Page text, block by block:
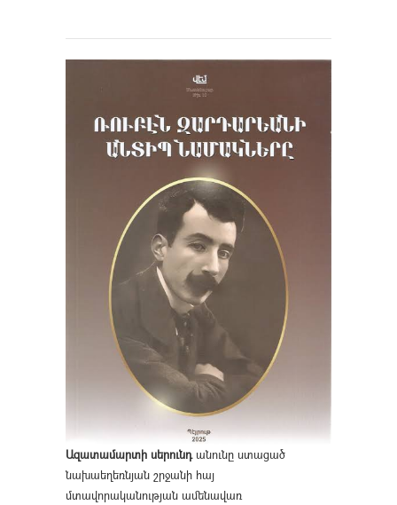
Ազատամարտի սերունդանունը ստացած
նախաեղեռնյան շրջանի հայ
մտավորականության ամենավառ